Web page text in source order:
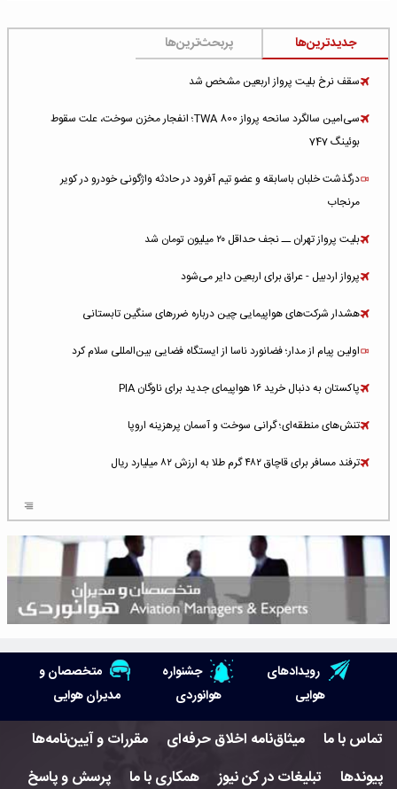
جدیدترین‌ها پربحث‌ترین‌ها
سقف نرخ بلیت پرواز اربعین مشخص شد
سی‌امین سالگرد سانحه پرواز TWA 800؛ انفجار مخزن سوخت، علت سقوط
بوئینگ 747
درگذشت خلبان باسابقه و عضو تیم آفرود در حادثه واژگونی خودرو در کویر
مرنجاب
بلیت پرواز تهران ــ نجف حداقل ۲۰ میلیون تومان شد
پرواز اردبیل - عراق برای اربعین دایر می‌شود
هشدار شرکت‌های هواپیمایی چین درباره ضررهای سنگین تابستانی
اولین پیام از مدار؛ فضانورد ناسا از ایستگاه فضایی بین‌المللی سلام کرد
پاکستان به دنبال خرید ۱۶ هواپیمای جدید برای ناوگان PIA
تنش‌های منطقه‌ای؛ گرانی سوخت و آسمان پرهزینه اروپا
ترفند مسافر برای قاچاق ۴۸۲ گرم طلا به ارزش ۸۲ میلیارد ریال
شلوغ‌ترین فرودگاه‌های اروپا در ۲۰۲۵: لندن، استانبول و پاریس
پخش زنده پرواز سیزدهم موشک استارشیپ اسپیس‌ایکس [جمعه ساعت ۰۱:۴۵]
هوش مصنوعی وارد تعمیر و بازرسی موتورهای هواپیما شد
حمله هوایی به تأسیسات فرودگاه سمنان
استخدام در صنعت هوانوردی کانادا با آموزش رایگان و حقوق ۱۲۷ هزار دلاری
رویدادهای
هوایی
جشنواره
هوانوردی
متخصصان و
مدیران هوایی
تماس با ما میثاق‌نامه اخلاق حرفه‌ای
مقررات و آیین‌نامه‌ها
پیوندها
تبلیغات در کن نیوز همکاری با ما پرسش و پاسخ